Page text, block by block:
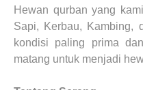
Hewan qurban yang
Sapi, Kerbau, Kambing,
kondisi paling prima
matang untuk menjadi